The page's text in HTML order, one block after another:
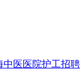
中医医院护工招聘